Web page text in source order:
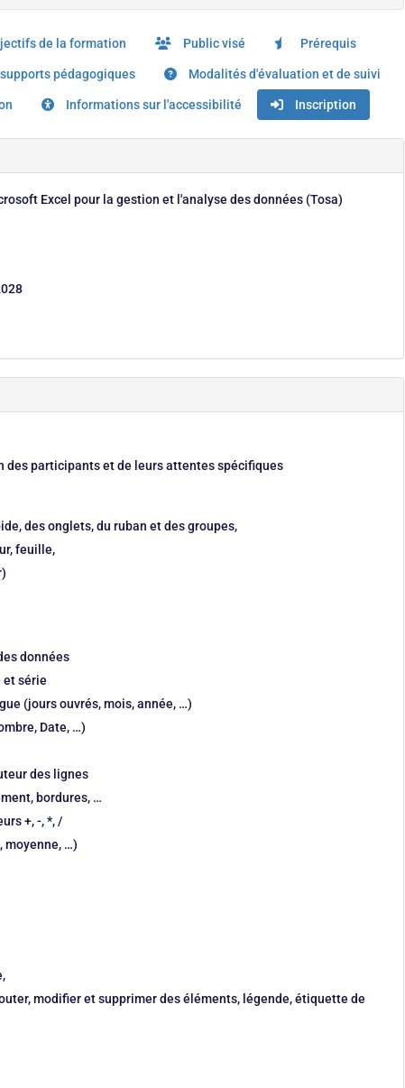
de la formation Public visé Prérequis
pédagogiques Modalités d'évaluation et de suivi
Informations sur l'accessibilité Inscription
Excel pour la gestion et l'analyse des données (Tosa)
participants et de leurs attentes spécifiques
des onglets, du ruban et des groupes,
feuille,
données
et série
(jours ouvrés, mois, année, …)
Date, …)
des lignes
bordures, …
+, -, *, /
moyenne, …)
modifier et supprimer des éléments, légende, étiquette de